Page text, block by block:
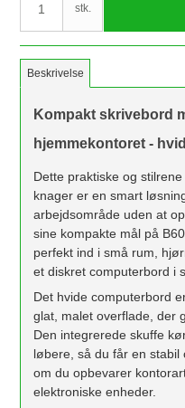
stk.
Beskrivelse
Kompakt skrivebord
hjemmekontoret -
Dette praktiske og
knager er en smart
arbejdsområde uden at
sine kompakte mål på
perfekt ind i små rum,
et diskret computerbord i
Det hvide computerbord
glat, malet overflade, der
Den integrerede skuffe
løbere, så du får en
om du opbevarer
elektroniske enheder.